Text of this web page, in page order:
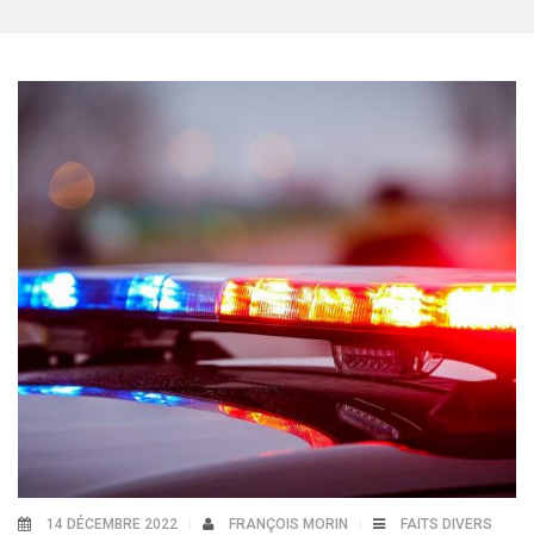
14 DÉCEMBRE 2022 FRANÇOIS MORIN FAITS DIVERS